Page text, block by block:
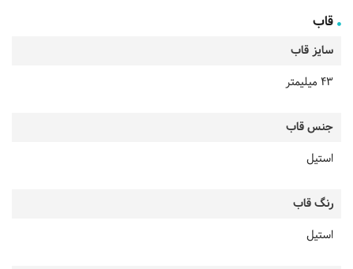
قاب
سایز قاب
43 میلیمتر
جنس قاب
استیل
رنگ قاب
استیل